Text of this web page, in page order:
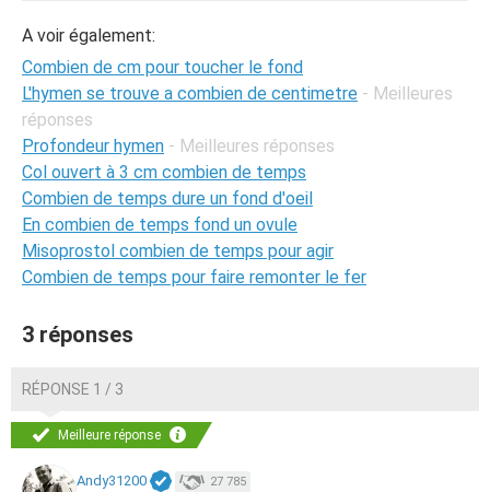
A voir également:
Combien de cm pour toucher le fond
L'hymen se trouve a combien de centimetre - Meilleures
réponses
Profondeur hymen - Meilleures réponses
Col ouvert à 3 cm combien de temps
Combien de temps dure un fond d'oeil
En combien de temps fond un ovule
Misoprostol combien de temps pour agir
Combien de temps pour faire remonter le fer
3 réponses
RÉPONSE 1 / 3
Meilleure réponse
Andy31200 27 785